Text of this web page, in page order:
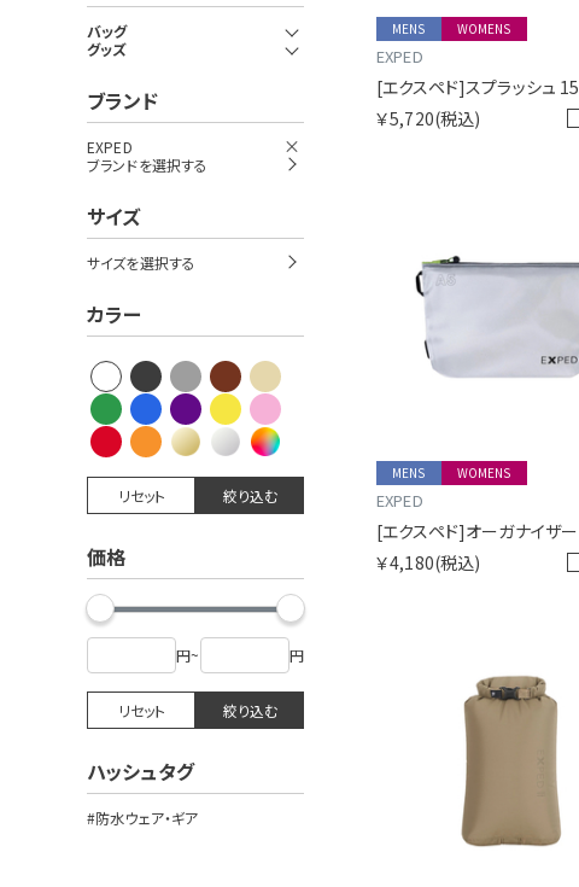
バッグ
グッズ
ブランド
EXPED
ブランドを選択する
サイズ
サイズを選択する
カラー
リセット 絞り込む
価格
円~ 円
リセット 絞り込む
ハッシュタグ
#防水ウェア・ギア
MENS WOMENS
EXPED
[エクスペド]スプラッシュ 15
￥5,720(税込)
MENS WOMENS
EXPED
￥4,180(税込)